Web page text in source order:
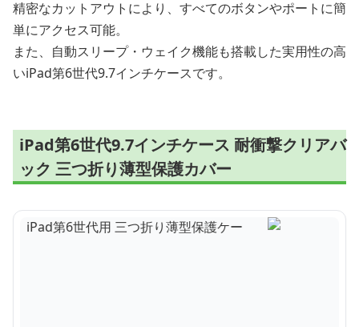
精密なカットアウトにより、すべてのボタンやポートに簡
単にアクセス可能。
また、自動スリープ・ウェイク機能も搭載した実用性の高
いiPad第6世代9.7インチケースです。
iPad第6世代9.7インチケース 耐衝撃クリアバ
ック 三つ折り薄型保護カバー